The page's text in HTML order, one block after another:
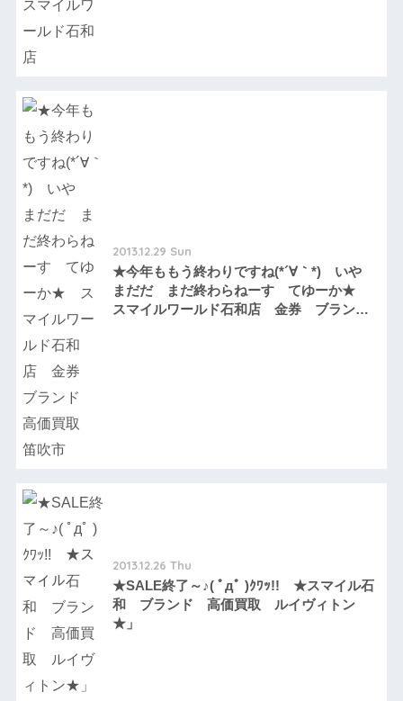
2013.12.29 Sun
★今年ももう終わりですね(*´∀｀*) いや
まだだ まだ終わらねーす てゆーか★
スマイルワールド石和店 金券 ブラン
2013.12.26 Thu
★SALE終了～♪( ﾟдﾟ )ｸﾜｯ!! ★スマイル石
和 ブランド 高価買取 ルイヴィトン
★」